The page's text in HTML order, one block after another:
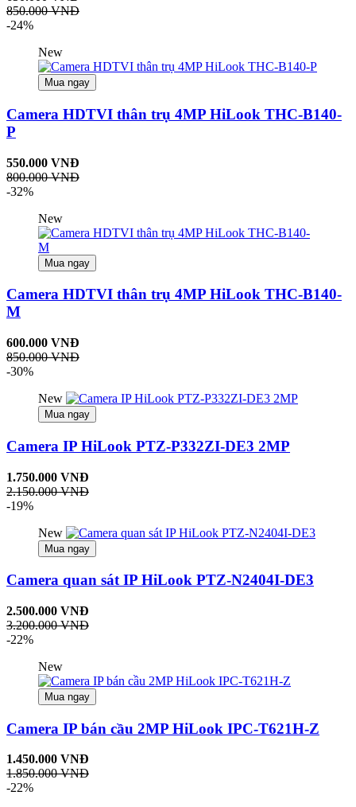
850.000 VNĐ
-24%
New
Mua ngay
Camera HDTVI thân trụ 4MP HiLook THC-B140-
P
550.000 VNĐ
800.000 VNĐ
-32%
New
Mua ngay
Camera HDTVI thân trụ 4MP HiLook THC-B140-
M
600.000 VNĐ
850.000 VNĐ
-30%
New
Mua ngay
Camera IP HiLook PTZ-P332ZI-DE3 2MP
1.750.000 VNĐ
2.150.000 VNĐ
-19%
New
Mua ngay
Camera quan sát IP HiLook PTZ-N2404I-DE3
2.500.000 VNĐ
3.200.000 VNĐ
-22%
New
Mua ngay
Camera IP bán cầu 2MP HiLook IPC-T621H-Z
1.450.000 VNĐ
1.850.000 VNĐ
-22%